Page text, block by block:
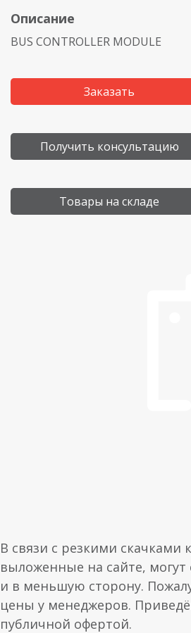
Описание
BUS CONTROLLER MODULE
Заказать
Получить консультацию
Товары на складе
В связи с резкими
выложенные на сайте,
и в меньшую сторону.
цены у менеджеров.
публичной офертой.